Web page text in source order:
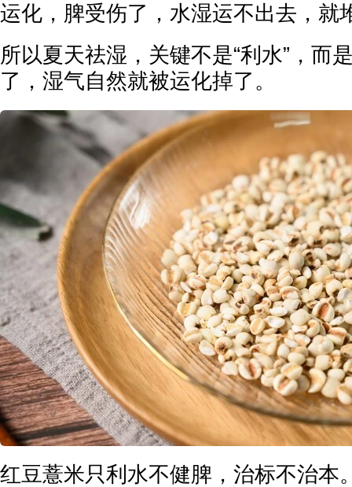
运化，脾受伤了，水湿运不出去，就
所以夏天祛湿，关键不是“利水”，而
了，湿气自然就被运化掉了。
红豆薏米只利水不健脾，治标不治本